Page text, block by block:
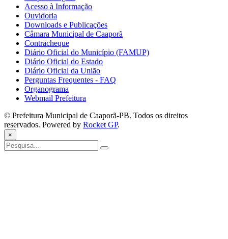
Acesso à Informação
Ouvidoria
Downloads e Publicações
Câmara Municipal de Caaporã
Contracheque
Diário Oficial do Município (FAMUP)
Diário Oficial do Estado
Diário Oficial da União
Perguntas Frequentes - FAQ
Organograma
Webmail Prefeitura
© Prefeitura Municipal de Caaporã-PB. Todos os direitos
reservados. Powered by Rocket GP.
×